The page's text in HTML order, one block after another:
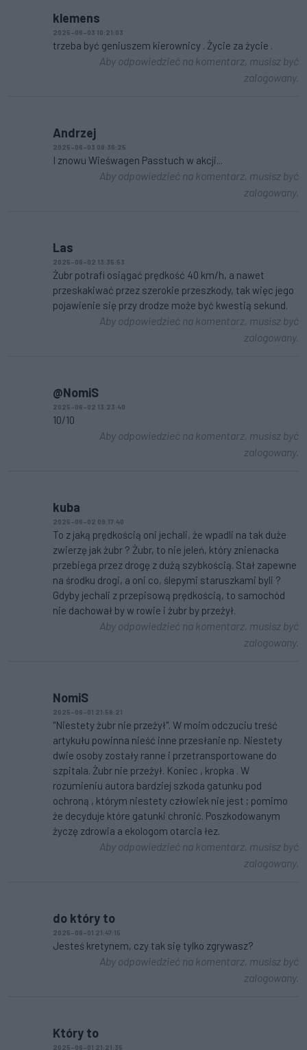
klemens
2025-06-03 10:21:03
trzeba być geniuszem kierownicy . Życie za życie .
Aby odpowiedzieć na komentarz, musisz być
zalogowany.
Andrzej
2025-06-03 08:36:25
I znowu Wieśwagen Passtuch w akcji...
Aby odpowiedzieć na komentarz, musisz być
zalogowany.
Las
2025-06-02 13:35:53
Żubr potrafi osiągać prędkość 40 km/h, a nawet
przeskakiwać przez szerokie przeszkody, tak więc jego
pojawienie się przy drodze może być kwestią sekund.
Aby odpowiedzieć na komentarz, musisz być
zalogowany.
@NomiS
2025-06-02 13:23:40
10/10
Aby odpowiedzieć na komentarz, musisz być
zalogowany.
kuba
2025-06-02 09:17:40
To z jaką prędkością oni jechali, że wpadli na tak duże
zwierzę jak żubr ? Żubr, to nie jeleń, który znienacka
przebiega przez drogę z dużą szybkością. Stał zapewne
na środku drogi, a oni co, ślepymi staruszkami byli ?
Gdyby jechali z przepisową prędkością, to samochód
nie dachował by w rowie i żubr by przeżył.
Aby odpowiedzieć na komentarz, musisz być
zalogowany.
NomiS
2025-06-01 21:58:21
"Niestety żubr nie przeżył". W moim odczuciu treść
artykułu powinna nieść inne przesłanie np. Niestety
dwie osoby zostały ranne i przetransportowane do
szpitala. Żubr nie przeżył. Koniec , kropka . W
rozumieniu autora bardziej szkoda gatunku pod
ochroną , którym niestety człowiek nie jest ; pomimo
że decyduje które gatunki chronić. Poszkodowanym
życzę zdrowia a ekologom otarcia łez.
Aby odpowiedzieć na komentarz, musisz być
zalogowany.
do który to
2025-06-01 21:47:15
Jesteś kretynem, czy tak się tylko zgrywasz?
Aby odpowiedzieć na komentarz, musisz być
zalogowany.
Który to
2025-06-01 21:21:35